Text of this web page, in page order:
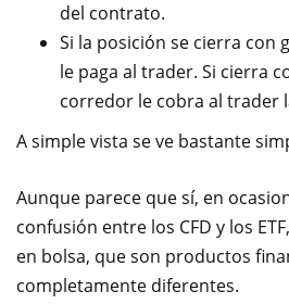
del contrato.
Si la posición se cierra con
le paga al trader. Si cierra
corredor le cobra al trader
A simple vista se ve bastante
Aunque parece que sí, en
confusión entre los CFD y los
en bolsa, que son productos
completamente diferentes.